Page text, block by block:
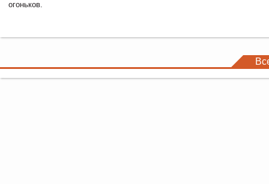
огоньков.